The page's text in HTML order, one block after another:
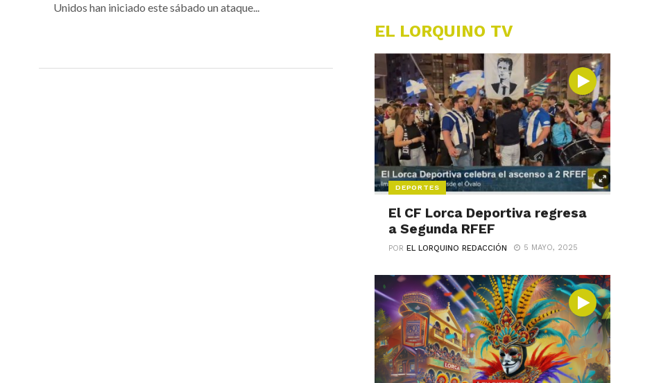
Unidos han iniciado este sábado un ataque...
EL LORQUINO TV
DEPORTES
El CF Lorca Deportiva regresa
a Segunda RFEF
POREL LORQUINO REDACCIÓN 5 MAYO, 2025